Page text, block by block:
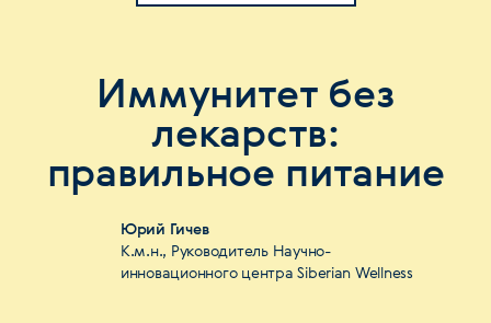
Иммунитет без
лекарств:
правильное питание
Юрий Гичев
К.м.н., Руководитель Научно-
инновационного центра Siberian Wellness